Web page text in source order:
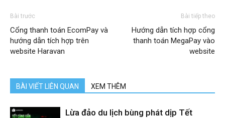
Bài trước
Cổng thanh toán EcomPay và
hướng dẫn tích hợp trên
website Haravan
Bài tiếp theo
Hướng dẫn tích hợp cổng
thanh toán MegaPay vào
website
BÀI VIẾT LIÊN QUAN XEM THÊM
Lừa đảo du lịch bùng phát dịp Tết